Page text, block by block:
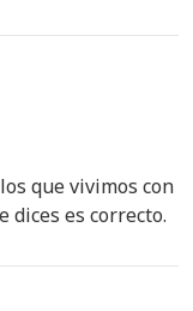
que vivimos con
dices es correcto.